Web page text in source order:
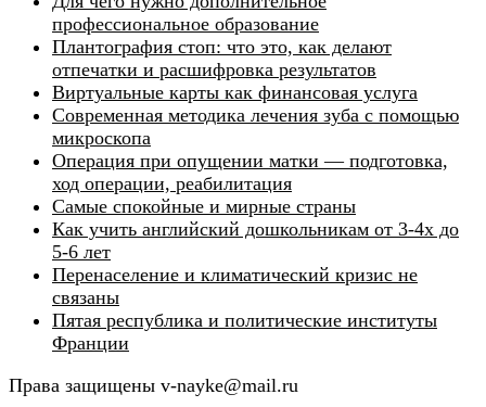
профессиональное образование
Плантография стоп: что это, как делают
отпечатки и расшифровка результатов
Виртуальные карты как финансовая услуга
Современная методика лечения зуба с помощью
микроскопа
Операция при опущении матки — подготовка,
ход операции, реабилитация
Самые спокойные и мирные страны
Как учить английский дошкольникам от 3-4х до
5-6 лет
Перенаселение и климатический кризис не
связаны
Пятая республика и политические институты
Франции
Права защищены v-nayke@mail.ru